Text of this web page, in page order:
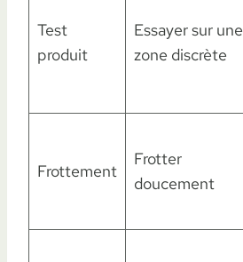
Test
produit
Essayer sur une
zone discrète
Frottement
Frotter
doucement